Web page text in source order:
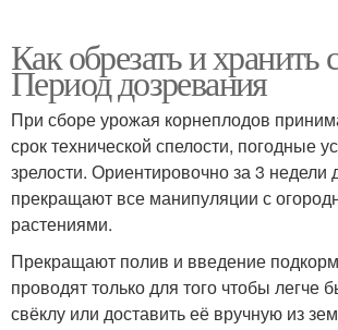
Как обрезать и хранить
Период дозревания
При сборе урожая корнеплодов
срок технической спелости, погодные
зрелости. Ориентировочно за 3 недели
прекращают все манипуляции с
растениями.
Прекращают полив и введение
проводят только для того чтобы легче
свёклу или доставить её вручную из